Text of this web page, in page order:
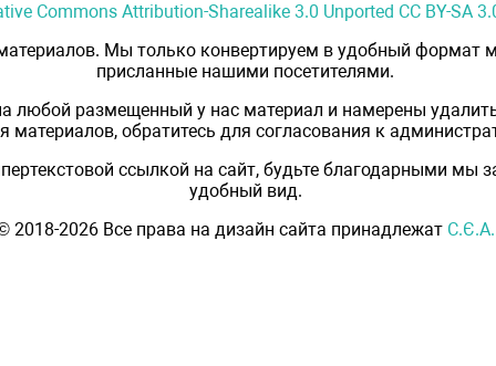
Commons Attribution-Sharealike 3.0 Unported CC BY-SA
Мы только конвертируем в удобный формат
присланные нашими посетителями.
любой размещенный у нас материал и намерены
материалов, обратитесь для согласования к
ссылкой на сайт, будьте благодарными
удобный вид.
2018-2026 Все права на дизайн сайта принадлежат С.Є.А.